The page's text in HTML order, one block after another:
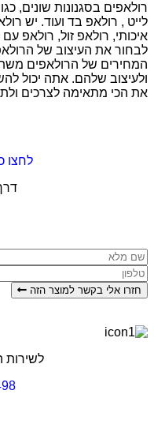
בסגנונות שונים, כגון
רולאפ בד ועוד. יש רולאפים
רולאפ זול, רולאפ עם נייר
את העיצוב של הרולאפ,
של הרולאפים משתנים
שלהם. אתה יכול להשוות
מתאימה לצרכים ולתקציב
לחצו כאן
דרך
אלי בקשר למוצר הזה
לשירות